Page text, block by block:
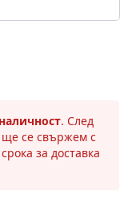
. След
ще се свържем с
за доставка